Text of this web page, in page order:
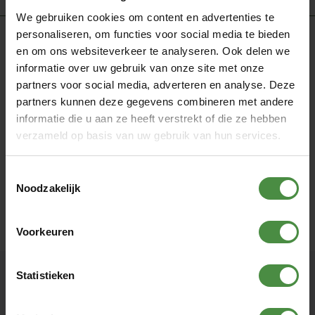
We gebruiken cookies om content en advertenties te
personaliseren, om functies voor social media te bieden
en om ons websiteverkeer te analyseren. Ook delen we
informatie over uw gebruik van onze site met onze
partners voor social media, adverteren en analyse. Deze
partners kunnen deze gegevens combineren met andere
informatie die u aan ze heeft verstrekt of die ze hebben
verzameld op basis van uw gebruik van hun services.
Noodzakelijk
Voorkeuren
Statistieken
9.4 5224
beoordelingen
Vraag ons om advies
123Drogisterij is dus dé specialist in incontinentiemateriaal.
Komt u er niet uit? Geen zorgen, onze gespecialiseerde
medewerkersstaan altijd klaar voor al uw vragen of advies.
Bel ons: 0492-747100
We antwoorden zo spoedig mogelijk op uw vraag.
Adres